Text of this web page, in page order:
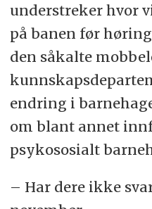
understreker hvor
på banen før
den såkalte
endring i
om blant annet
psykososialt
– Har dere ikke